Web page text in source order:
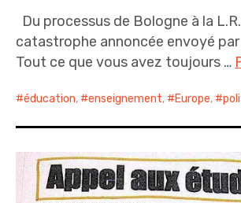
Du processus de Bologne à la
catastrophe annoncée envoyé
Tout ce que vous avez toujours …
éducation, enseignement, Europe,